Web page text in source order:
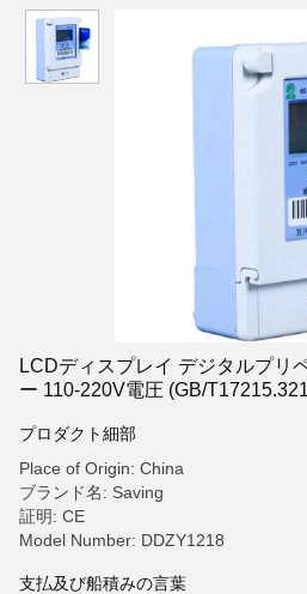
LCDディスプレイ デジタルプリ
ー 110-220V電圧 (GB/
プロダクト細部
Place of Origin: China
ブランド名: Saving
証明: CE
Model Number: DDZY1218
支払及び船積みの言葉